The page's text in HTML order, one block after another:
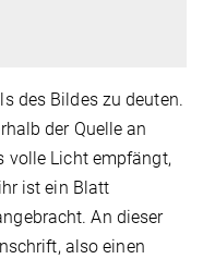
des Bildes zu deuten.
der Quelle an
volle Licht empfängt,
ist ein Blatt
An dieser
also einen